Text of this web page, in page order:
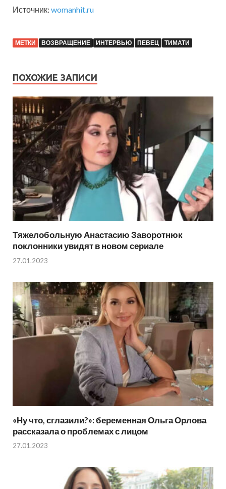
Источник: womanhit.ru
МЕТКИ ВОЗВРАЩЕНИЕ ИНТЕРВЬЮ ПЕВЕЦ ТИМАТИ
ПОХОЖИЕ ЗАПИСИ
Тяжелобольную Анастасию Заворотнюк
поклонники увидят в новом сериале
27.01.2023
«Ну что, сглазили?»: беременная Ольга Орлова
рассказала о проблемах с лицом
27.01.2023